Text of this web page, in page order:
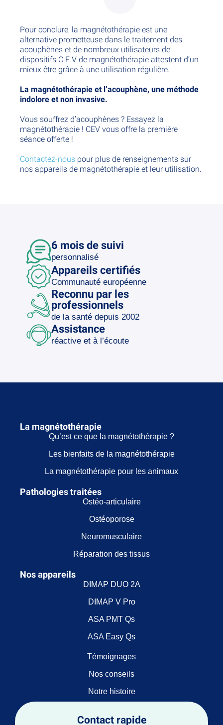
Pour conclure, la magnétothérapie est une
alternative prometteuse dans le traitement des
acouphènes et de nombreux utilisateurs de
dispositifs C.E.V de magnétothérapie attestent d’un
mieux être grâce à une utilisation régulière.
La magnétothérapie et l’acouphène, une méthode
indolore et non invasive.
Vous souffrez d’acouphènes ? Essayez la
magnétothérapie ! CEV vous offre la première
séance offerte !
Contactez-nous pour plus de renseignements sur
nos appareils de magnétothérapie et leur utilisation.
6 mois de suivi
personnalisé
Appareils certifiés
Communauté européenne
Reconnu par les
professionnels
de la santé depuis 2002
Assistance
réactive et à l’écoute
La magnétothérapie
Qu’est ce que la magnétothérapie ?
Les bienfaits de la magnétothérapie
La magnétothérapie pour les animaux
Pathologies traitées
Ostéo-articulaire
Ostéoporose
Neuromusculaire
Réparation des tissus
Nos appareils
DIMAP DUO 2A
DIMAP V Pro
ASA PMT Qs
ASA Easy Qs
Témoignages
Nos conseils
Notre histoire
Contact rapide